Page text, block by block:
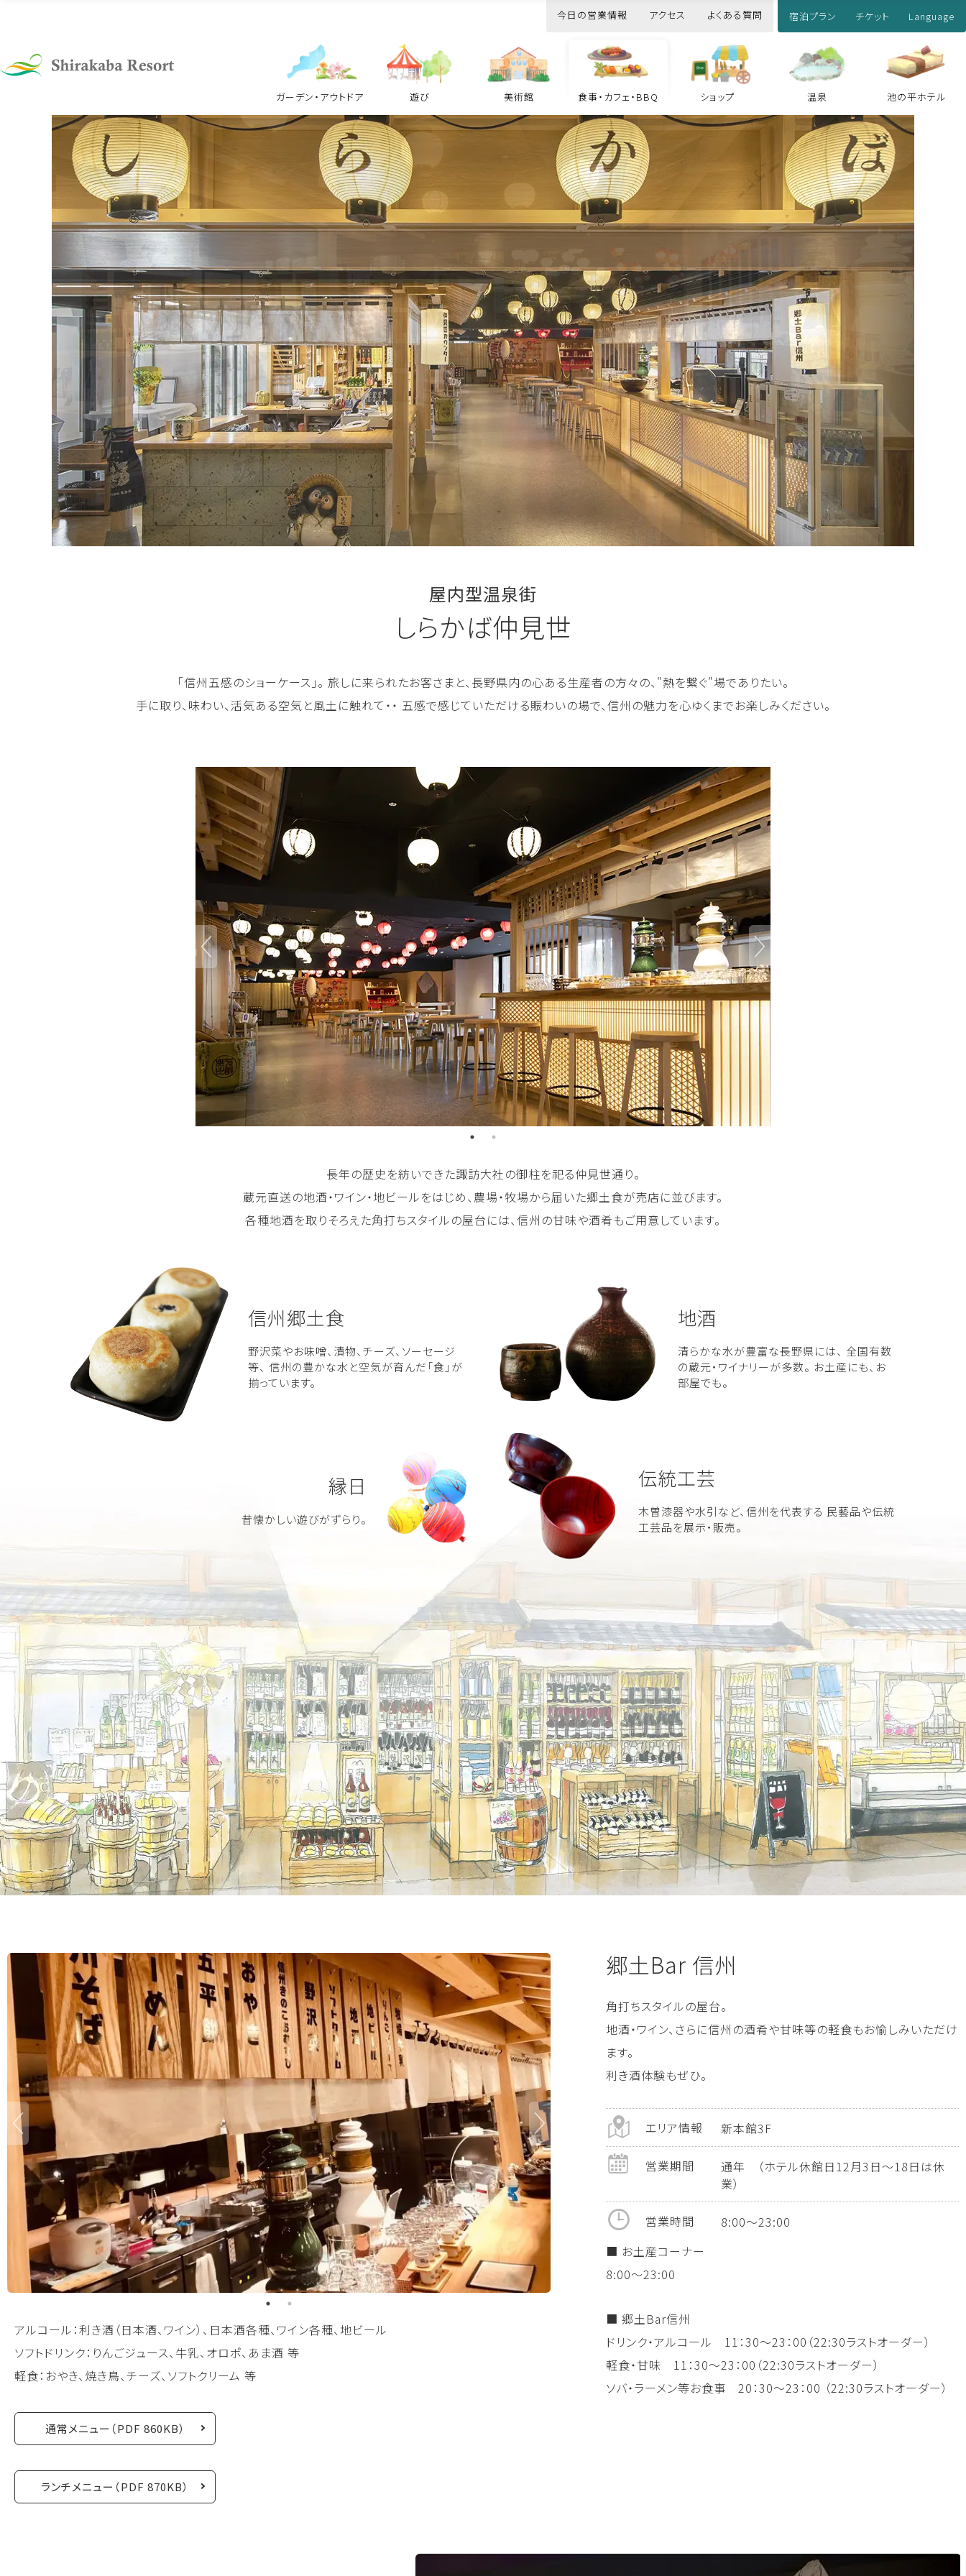
ガーデン・ アウトドア 遊び
遊び TOP
ファミリーランド インドアパーク どうぶつ王国 スノーパーク
美術館 食事・カフェ・BBQ ショップ 温泉 池の平ホテル
今日の営業情報 アクセス よくある質問 宿泊プラン チケット Language
屋内型温泉街
しらかば仲見世
「信州五感のショーケース」。 旅しに来られたお客さまと、長野県内の心ある生産者の方々の、"熱を繋ぐ"場でありたい。
手に取り、味わい、活気ある空気と風土に触れて・・ 五感で感じていただける賑わいの場で、信州の魅力を心ゆくまでお楽しみください。
長年の歴史を紡いできた諏訪大社の御柱を祀る仲見世通り。
蔵元直送の地酒・ワイン・地ビールをはじめ、農場・牧場から届いた郷土食が売店に並びます。
各種地酒を取りそろえた角打ちスタイルの屋台には、信州の甘味や酒肴もご用意しています。
信州郷土食
野沢菜やお味噌、漬物、チーズ、ソーセージ
等、 信州の豊かな水と空気が育んだ「食」が
揃っています。
地酒
清らかな水が豊富な長野県には、 全国有数
の蔵元・ワイナリーが多数。 お土産にも、お
部屋でも。
縁日
昔懐かしい遊びがずらり。
伝統工芸
木曽漆器や水引など、信州を代表する 民藝品や伝統
工芸品を展示・販売。
郷土Bar 信州
角打ちスタイルの屋台。
地酒・ワイン、さらに信州の酒肴や甘味等の軽食もお愉しみいただけ
ます。
利き酒体験もぜひ。
エリア情報 新本館3F
営業期間
通年 （ホテル休館日12月3日～18日は休
業）
営業時間
8:00～23:00
■ お土産コーナー
8:00～23:00
■ 郷土Bar信州
ドリンク・アルコール 11：30～23：00（22:30ラストオーダー）
軽食・甘味 11：30～23：00（22:30ラストオーダー）
ソバ・ラーメン等お食事 20：30～23：00 （22:30ラストオーダー）
アルコール：利き酒（日本酒、ワイン）、日本酒各種、ワイン各種、地ビール
ソフトドリンク：りんごジュース、牛乳、オロポ、あま酒 等
軽食：おやき、焼き鳥、チーズ、ソフトクリーム 等
通常メニュー（PDF 860KB）
ランチメニュー（PDF 870KB）
インドアパ
ーク
どうぶつ
スノーパ
ーク